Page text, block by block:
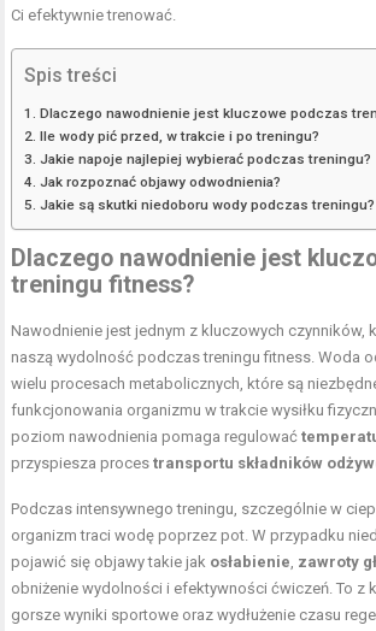
Ci efektywnie trenować.
Spis treści
Dlaczego nawodnienie jest kluczowe podczas
Ile wody pić przed, w trakcie i po treningu?
Jakie napoje najlepiej wybierać podczas treningu?
Jak rozpoznać objawy odwodnienia?
Jakie są skutki niedoboru wody podczas treningu?
Dlaczego nawodnienie jest
treningu fitness?
Nawodnienie jest jednym z kluczowych czynników,
naszą wydolność podczas treningu fitness. Woda
wielu procesach metabolicznych, które są
funkcjonowania organizmu w trakcie wysiłku
poziom nawodnienia pomaga regulować
przyspiesza procestransportu składników
Podczas intensywnego treningu, szczególnie w
organizm traci wodę poprzez pot. W przypadku
pojawić się objawy takie jak osłabienie, zawroty
obniżenie wydolności i efektywności ćwiczeń. To z
gorsze wyniki sportowe oraz wydłużenie czasu